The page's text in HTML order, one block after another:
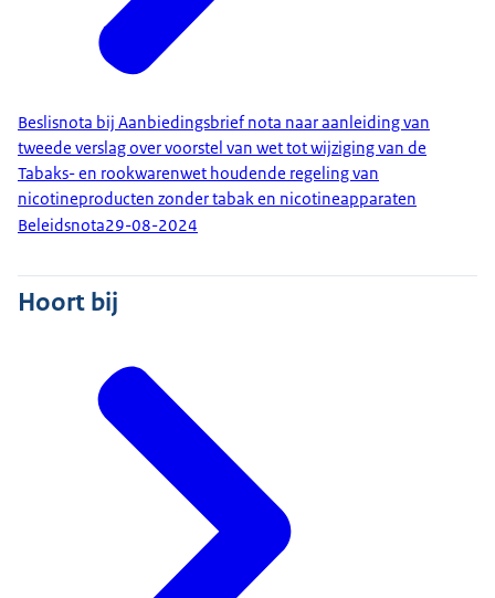
Beslisnota bij Aanbiedingsbrief nota naar aanleiding van
tweede verslag over voorstel van wet tot wijziging van de
Tabaks- en rookwarenwet houdende regeling van
nicotineproducten zonder tabak en nicotineapparaten
Beleidsnota29-08-2024
Hoort bij